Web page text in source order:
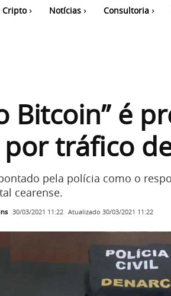
Cripto Notícias Consultoria
Bitcoin” é
por tráfico
pela polícia como o
cearense.
30/03/2021 11:22 Atualizado 30/03/2021 11:22